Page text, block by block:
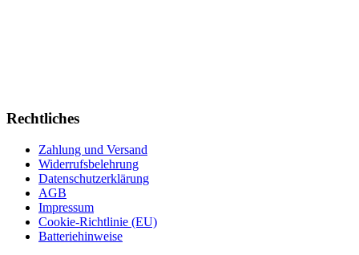
Rechtliches
Zahlung und Versand
Widerrufsbelehrung
Datenschutzerklärung
AGB
Impressum
Cookie-Richtlinie (EU)
Batteriehinweise